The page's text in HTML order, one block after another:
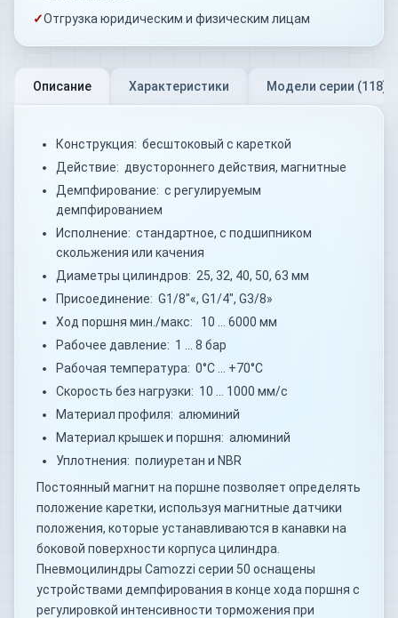
✓Отгрузка юридическим и физическим лицам
Описание Характеристики Модели серии (118)
Конструкция: бесштоковый с кареткой
Действие: двустороннего действия, магнитные
Демпфирование: с регулируемым
демпфированием
Исполнение: стандартное, с подшипником
скольжения или качения
Диаметры цилиндров: 25, 32, 40, 50, 63 мм
Присоединение: G1/8"«, G1/4", G3/8»
Ход поршня мин./макс: 10 … 6000 мм
Рабочее давление: 1 … 8 бар
Рабочая температура: 0°C … +70°C
Скорость без нагрузки: 10 … 1000 мм/с
Материал профиля: алюминий
Материал крышек и поршня: алюминий
Уплотнения: полиуретан и NBR
Постоянный магнит на поршне позволяет определять
положение каретки, используя магнитные датчики
положения, которые устанавливаются в канавки на
боковой поверхности корпуса цилиндра.
Пневмоцилиндры Camozzi серии 50 оснащены
устройствами демпфирования в конце хода поршня с
регулировкой интенсивности торможения при